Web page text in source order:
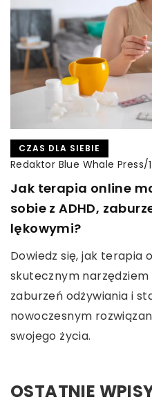
CZAS DLA SIEBIE
Redaktor Blue Whale Press/
Jak terapia online
sobie z ADHD,
lękowymi?
Dowiedz się, jak terapia
skutecznym narzędziem
zaburzeń odżywiania i
nowoczesnym
swojego życia.
OSTATNIE